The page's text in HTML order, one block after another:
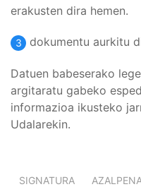
erakusten dira hemen.
3 dokumentu aurkitu
Datuen babeserako
argitaratu gabeko
informazioa ikusteko
Udalarekin.
SIGNATURA